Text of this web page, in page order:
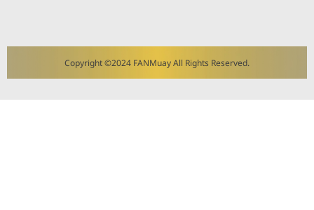
Copyright ©2024 FANMuay All Rights Reserved.